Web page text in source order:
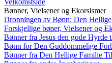
Bønner, Vielsener og Ekorsismer
Dronningen av Bønn: Den Hellige
Forskjellige bøner, Vielsener og
Bønner fra Jesus den gode Hyrde
Bønn for Den Guddommelige
Bønner fra Den Hellige Familie